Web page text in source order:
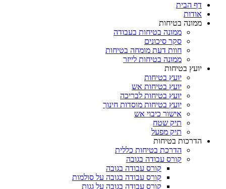
דף הבית
אודות
ממונה בטיחות
ממונה בטיחות בעבודה
סקר סיכונים
חוות דעת מומחה בטיחות
ממונה בטיחות לייזר
יועץ בטיחות
יועץ בטיחות
יועץ בטיחות אש
יועץ בטיחות לבריכה
יועץ בטיחות מוסדות חינוך
אישור כיבוי אש
תיק שטח
תיק מפעל
הדרכות בטיחות
הדרכת בטיחות כללית
קורס עבודה בגובה
קורס עבודה בגובה
קורס עבודה בגובה על סולמות
קורס עבודה בגובה על גגות